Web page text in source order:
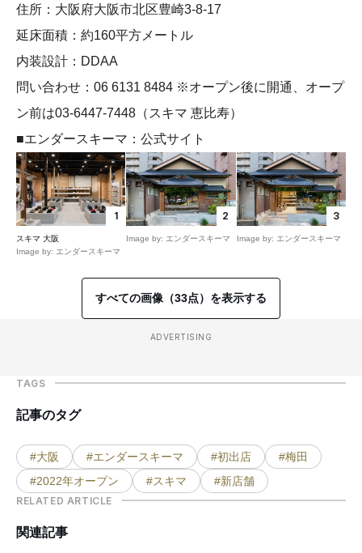
住所：大阪府大阪市北区豊崎3-8-17
延床面積：約160平方メートル
内装設計：DDAA
問い合わせ：06 6131 8484 ※オープン後に開通、オープ
ン前は03-6447-7448（スキマ 恵比寿）
■エンダースキーマ：公式サイト
1
スキマ 大阪
Image by: エンダースキーマ
2
Image by: エンダースキーマ
3
Image by: エンダースキーマ
すべての画像（33点）を表示する
ADVERTISING
TAGS
記事のタグ
#大阪 #エンダースキーマ #初出店
#梅田
#2022年オープン
#スキマ #新店舗
RELATED ARTICLE
関連記事